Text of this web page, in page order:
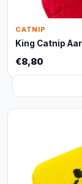
CATNIP
King Catnip
€8,80